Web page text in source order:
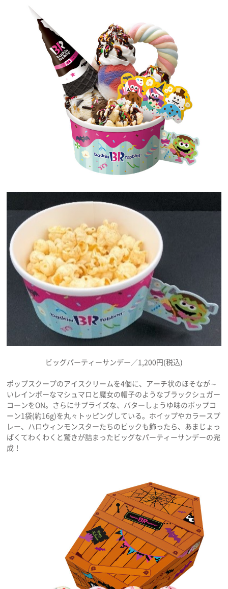
ビッグパーティーサンデー／1,200円(税込)
ポップスクープのアイスクリームを4個に、アーチ状のほそなが～
いレインボーなマシュマロと魔女の帽子のようなブラックシュガー
コーンをON。さらにサプライズな、バターしょうゆ味のポップコ
ーン1袋(約16g)を丸々トッピングしている。ホイップやカラースプ
レー、ハロウィンモンスターたちのピックも飾ったら、あまじょっ
ぱくてわくわくと驚きが詰まったビッグなパーティーサンデーの完
成！